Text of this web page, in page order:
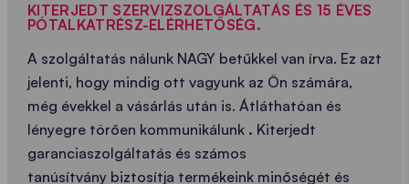
KITERJEDT SZERVIZSZOLGÁLTATÁS ÉS 15 ÉVES
PÓTALKATRÉSZ-ELÉRHETŐSÉG.
A szolgáltatás nálunk NAGY betűkkel van írva. Ez azt
jelenti, hogy mindig ott vagyunk az Ön számára,
még évekkel a vásárlás után is. Átláthatóan és
lényegre törően kommunikálunk . Kiterjedt
garanciaszolgáltatás és számos
tanúsítvány biztosítja termékeink minőségét és